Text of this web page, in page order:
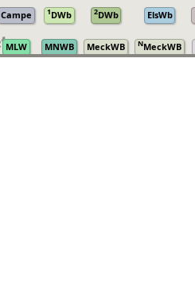
Campe 1DWb 2DWb ElsWb
MLW MNWB MeckWB NMeckWB